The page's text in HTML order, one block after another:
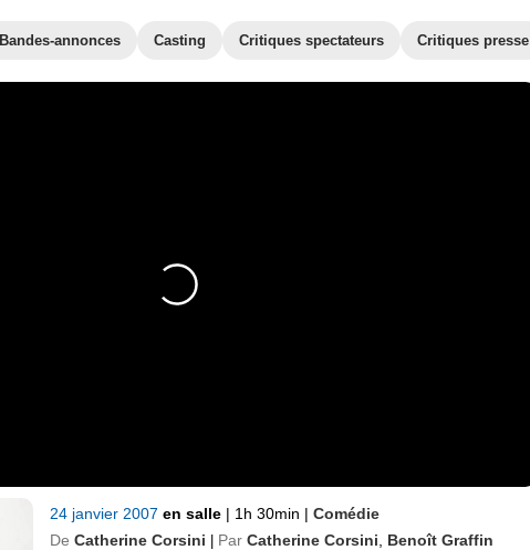
Bandes-annonces Casting Critiques spectateurs Critiques presse
24 janvier 2007 en salle | 1h 30min | Comédie
De Catherine Corsini | Par Catherine Corsini
Benoît Graffin